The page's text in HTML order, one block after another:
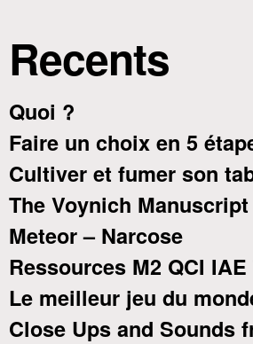
Recents
Quoi ?
Faire un choix en 5
Cultiver et fumer son
The Voynich Manuscript
Meteor – Narcose
Ressources M2 QCI IAE
Le meilleur jeu du
Close Ups and Sounds